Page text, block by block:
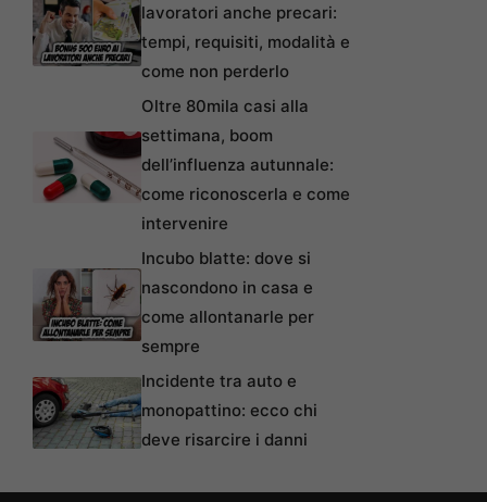
lavoratori anche precari:
tempi, requisiti, modalità e
come non perderlo
Oltre 80mila casi alla
settimana, boom
dell’influenza autunnale:
come riconoscerla e come
intervenire
Incubo blatte: dove si
nascondono in casa e
come allontanarle per
sempre
Incidente tra auto e
monopattino: ecco chi
deve risarcire i danni